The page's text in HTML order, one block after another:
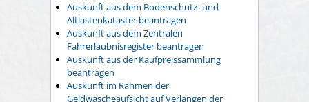
Auskunft aus dem Bodenschutz- und
Altlastenkataster beantragen
Auskunft aus dem Zentralen
Fahrerlaubnisregister beantragen
Auskunft aus der Kaufpreissammlung
beantragen
Auskunft im Rahmen der
Geldwäscheaufsicht auf Verlangen der